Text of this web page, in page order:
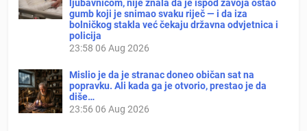
ljubavnicom, nije znala da je ispod zavoja ostao
gumb koji je snimao svaku riječ — i da iza
bolničkog stakla već čekaju državna odvjetnica i
policija
23:58 06 Aug 2026
Mislio je da je stranac doneo običan sat na
popravku. Ali kada ga je otvorio, prestao je da
diše…
23:56 06 Aug 2026